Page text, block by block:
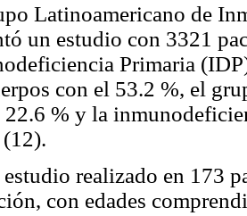
Latinoamericano de
un estudio con 3321
Primaria
con el 53.2 %, el
22.6 % y la
realizado en 173
con edades